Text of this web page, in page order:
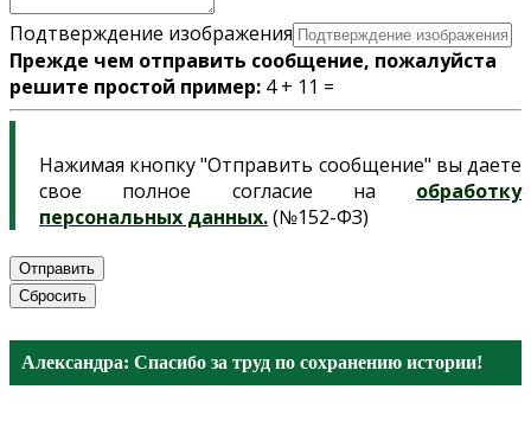
Подтверждение изображения
Прежде чем отправить сообщение, пожалуйста
решите простой пример: 4 + 11 =
Нажимая кнопку "Отправить сообщение" вы даете
свое полное согласие на обработку
персональных данных.(№152-ФЗ)
Отправить
Сбросить
Александра: Спасибо за труд по сохранению истории!